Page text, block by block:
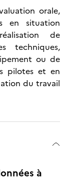
orale,
en situation
de
techniques,
ou de
pilotes et en
du travail
à